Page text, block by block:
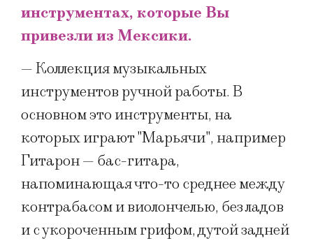
инструментах, которые Вы
привезли из Мексики.
— Коллекция музыкальных
инструментов ручной работы. В
основном это инструменты, на
которых играют "Марьячи", например
Гитарон — бас-гитара,
напоминающая что-то среднее между
контрабасом и виолончелью, без ладов
и с укороченным грифом, дутой задней